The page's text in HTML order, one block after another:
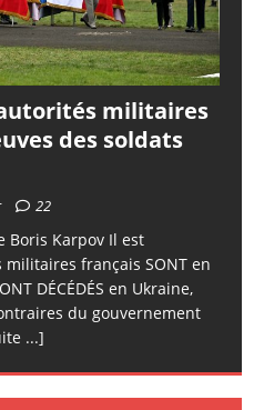
militaires
des soldats
22
Boris Karpov Il est
français SONT en
DÉCÉDÉS en Ukraine,
du gouvernement
...]